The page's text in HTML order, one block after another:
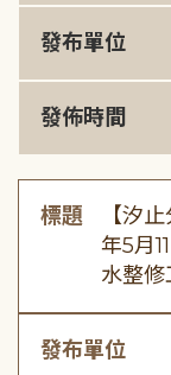
發布單位
發佈時間
標題
【汐
年5月
水整修
發布單位